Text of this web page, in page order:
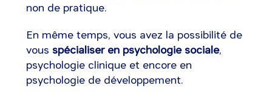
non de pratique.
En même temps, vous avez la possibilité de
vous spécialiser en psychologie sociale,
psychologie clinique et encore en
psychologie de développement.